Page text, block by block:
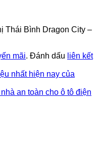
Thái Bình Dragon City –
mãi. Đánh dấu liên kết
nhất hiện nay của
an toàn cho ô tô điện